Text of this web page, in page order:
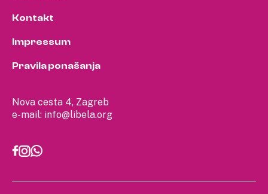
Nova cesta 4, Zagreb
e-mail: info@libela.org
Kontakt
Impressum
Pravila ponašanja